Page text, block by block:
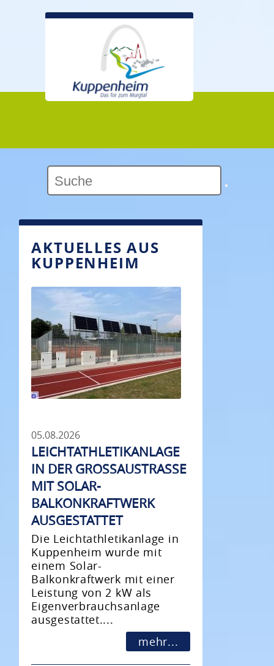
AKTUELLES AUS
KUPPENHEIM
05.08.2026
LEICHTATHLETIKANLAGE
IN DER GROSSAUSTRASSE MI
T SOLAR-BA
LKONKRAFTWERK AU
SGESTATTET
Die Leichtathletikanlage in
Kuppenheim wurde mit
einem Solar-
Balkonkraftwerk mit einer
Leistung von 2 kW als
Eigenverbrauchsanlage
ausgestattet....
mehr...